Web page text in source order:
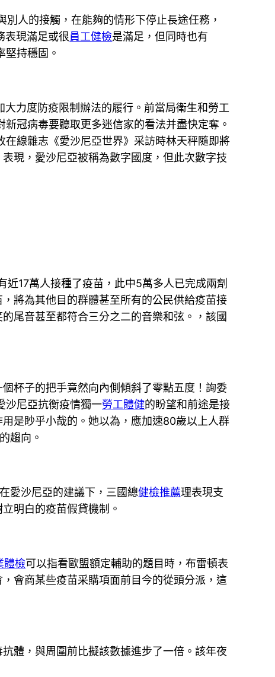
人的接觸，在能夠的情形下停止長途任務，
表現滿足或很員工健檢是滿足，但同時也有
堅持穩固。
力度防疫限制辦法的履行。前當局衛生和勞工
冠病毒要聽取更多迷信家的看法并盡快定奪。
線雜志《愛沙尼亞世界》采訪時林天秤隨即將
現，愛沙尼亞被稱為數字國度，但此次數字技
17萬人接種了疫苗，此中5萬多人已完成兩劑
將為其他目的群體甚至所有的公民供給疫苗接
尾音甚至都符合三分之二的音樂和弦。，該國
杯子的把手竟然向內側傾斜了零點五度！詢委
沙尼亞抗衡疫情獨一勞工體健的盼望和前途是接
用是眇乎小哉的。她以為，應加速80歲以上人群
趨向。
愛沙尼亞的建議下，三國總健檢推薦理表現支
明白的疫苗假貸機制。
體檢可以指看歐盟額定輔助的題目時，布雷頓表
會商某些疫苗采購項面前目今的從頭分派，這
體，與周圍前比擬該數據進步了一倍。該年夜